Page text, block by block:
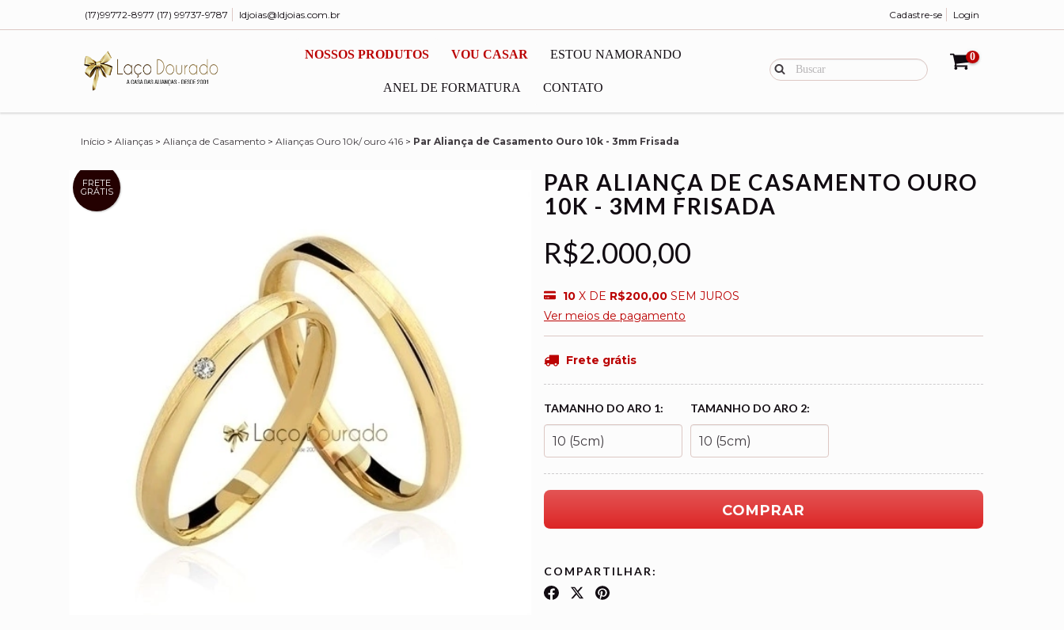
(17)99772-8977 (17) 99737-9787 ldjoias@ldjoias.com.br Cadastre-se Login
NOSSOS PRODUTOS VOU CASAR ESTOU NAMORANDO
ANEL DE FORMATURA CONTATO
0
Início > Alianças > Aliança de Casamento > Alianças Ouro 10k/ ouro 416 > Par Aliança de Casamento Ouro 10k - 3mm Frisada
FRETE
GRÁTIS
PAR ALIANÇA DE CASAMENTO OURO
10K - 3MM FRISADA
R$2.000,00
10 X DE R$200,00 SEM JUROS
Ver meios de pagamento
Frete grátis
TAMANHO DO ARO 1: TAMANHO DO ARO 2:
COMPARTILHAR: